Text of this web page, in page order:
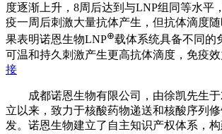
度逐渐上升，8周后达到与LNP组同等水平
疫一周后刺激大量抗体产生，但抗体滴度
果表明诺恩生物LNP⊕载体系统具备不同的
可温和持久刺激产生更高抗体滴度，免疫效
接
成都诺恩生物有限公司，由徐凯先生
立以来，致力于核酸药物递送和核酸序列
发。诺恩生物建立了自主知识产权体系，